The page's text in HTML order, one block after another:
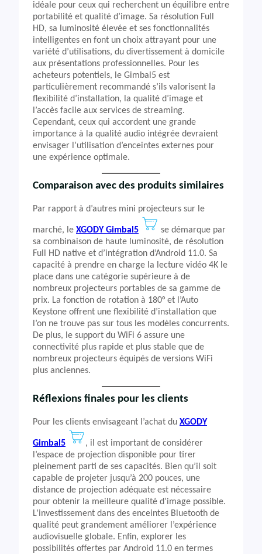
idéale pour ceux qui recherchent un équilibre entre
portabilité et qualité d’image. Sa résolution Full
HD, sa luminosité élevée et ses fonctionnalités
intelligentes en font un choix attrayant pour une
variété d’utilisations, du divertissement à domicile
aux présentations professionnelles. Pour les
acheteurs potentiels, le Gimbal5 est
particulièrement recommandé s’ils valorisent la
flexibilité d’installation, la qualité d’image et
l’accès facile aux services de streaming.
Cependant, ceux qui accordent une grande
importance à la qualité audio intégrée devraient
envisager l’utilisation d’enceintes externes pour
une expérience optimale.
Comparaison avec des produits similaires
Par rapport à d’autres mini projecteurs sur le
marché, le XGODY Gimbal5
se démarque par
sa combinaison de haute luminosité, de résolution
Full HD native et d’intégration d’Android 11.0. Sa
capacité à prendre en charge la lecture vidéo 4K le
place dans une catégorie supérieure à de
nombreux projecteurs portables de sa gamme de
prix. La fonction de rotation à 180° et l’Auto
Keystone offrent une flexibilité d’installation que
l’on ne trouve pas sur tous les modèles concurrents.
De plus, le support du WiFi 6 assure une
connectivité plus rapide et plus stable que de
nombreux projecteurs équipés de versions WiFi
plus anciennes.
Réflexions finales pour les clients
Pour les clients envisageant l’achat du XGODY
Gimbal5
, il est important de considérer
l’espace de projection disponible pour tirer
pleinement parti de ses capacités. Bien qu’il soit
capable de projeter jusqu’à 200 pouces, une
distance de projection adéquate est nécessaire
pour obtenir la meilleure qualité d’image possible.
L’investissement dans des enceintes Bluetooth de
qualité peut grandement améliorer l’expérience
audiovisuelle globale. Enfin, explorer les
possibilités offertes par Android 11.0 en termes